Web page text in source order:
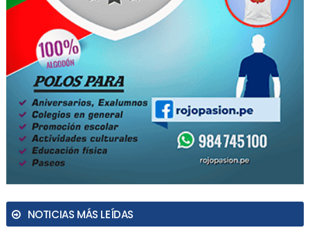
NOTICIAS MÁS LEÍDAS